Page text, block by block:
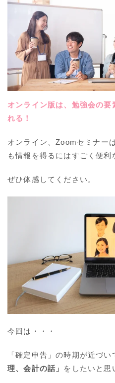
オ ンライン版は、勉強会の
れる！
オンライン、Zoomセミナー
も情報を得るにはすごく便利
ぜひ体感してください。
今回は・・・
「確定申告」の時期が近づ
理、会計の話」 をしたいと思